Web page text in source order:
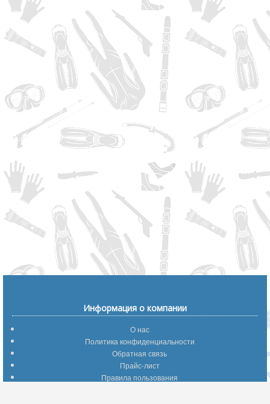
Информация о компании
О нас
Политика конфиденциальности
Обратная связь
Прайс-лист
Правила пользования